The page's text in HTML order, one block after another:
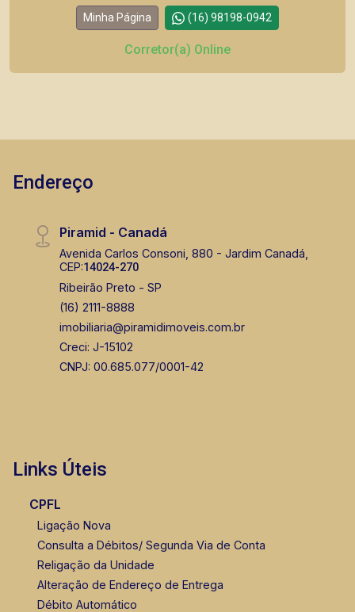
Minha Página (16) 98198-0942
Corretor(a) Online
Endereço
Piramid - Canadá
Avenida Carlos Consoni, 880 - Jardim Canadá,
CEP:14024-270
Ribeirão Preto - SP
(16) 2111-8888
imobiliaria@piramidimoveis.com.br
Creci: J-15102
CNPJ: 00.685.077/0001-42
Links Úteis
CPFL
Ligação Nova
Consulta a Débitos/ Segunda Via de Conta
Religação da Unidade
Alteração de Endereço de Entrega
Débito Automático